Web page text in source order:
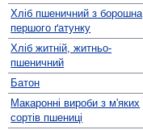
Хліб пшеничний з борошна
першого ґатунку
Хліб житній, житньо-
пшеничний
Батон
Макаронні вироби з м'яких
сортів пшениці